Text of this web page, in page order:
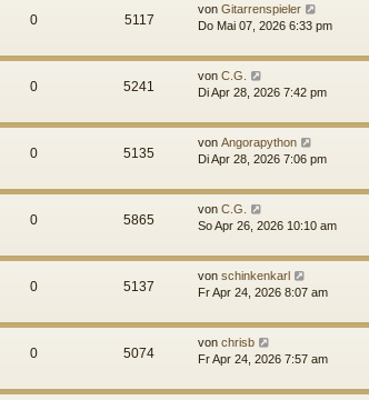
0 5117
von Gitarrenspieler
Do Mai 07, 2026 6:33 pm
0 5241
von C.G.
Di Apr 28, 2026 7:42 pm
0 5135
von Angorapython
Di Apr 28, 2026 7:06 pm
0 5865
von C.G.
So Apr 26, 2026 10:10 am
0 5137
von schinkenkarl
Fr Apr 24, 2026 8:07 am
0 5074
von chrisb
Fr Apr 24, 2026 7:57 am